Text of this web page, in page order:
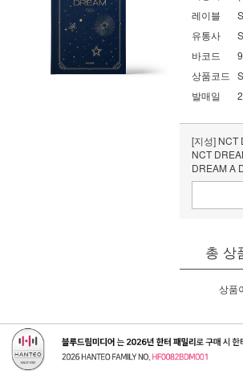
레이블
유통사
바코드
상품코드
발매일
[지성] NCT
NCT
DREAM A
총 상
상품